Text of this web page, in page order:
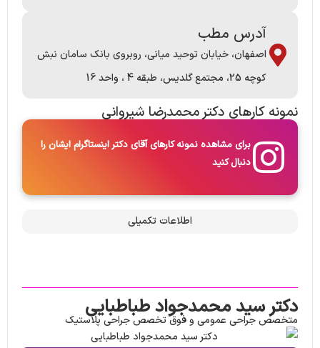
آدرس مطب
اصفهان، خیابان توحید میانی، روبروی بانک سامان نبش
کوچه 25، مجتمع گلدیس، طبقه 4 ، واحد 16
نمونه کارها​ی دکتر محمدرضا شیروانی
برای مشاهده نمونه کارهای آقای دکتر اینستاگرام ایشان را
دنبال کنید
اطلاعات تکمیلی
دکتر سید محمدجواد طباطبایی
متخصص جراحی عمومی و فوق تخصص جراحی پلاستیک